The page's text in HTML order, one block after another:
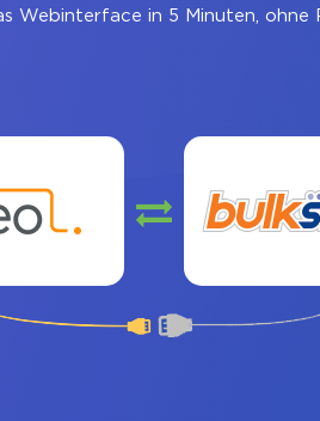
Webinterface in 5 Minuten, ohne